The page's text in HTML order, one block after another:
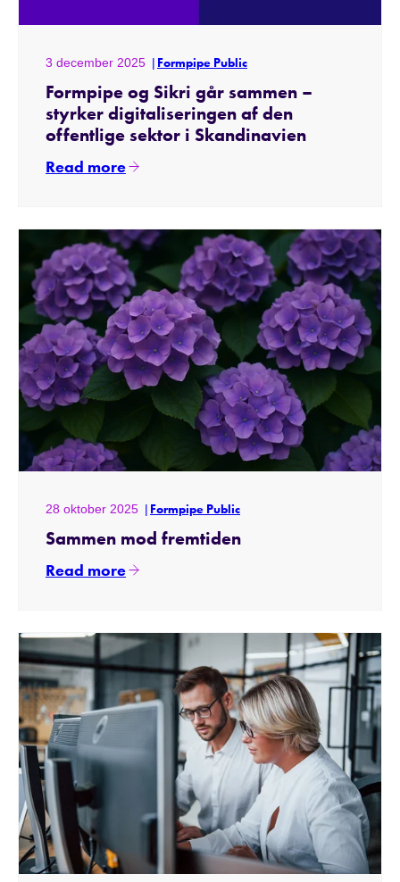
3 december 2025 Formpipe Public
Formpipe og Sikri går sammen –
styrker digitaliseringen af den
offentlige sektor i Skandinavien
Read more
28 oktober 2025 Formpipe Public
Sammen mod fremtiden
Read more